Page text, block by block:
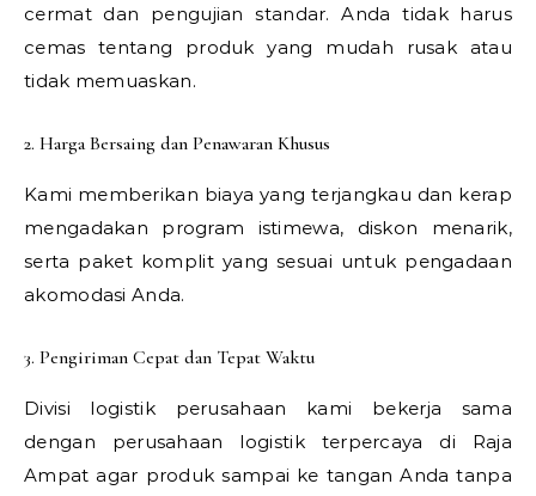
cermat dan pengujian standar. Anda tidak harus
cemas tentang produk yang mudah rusak atau
tidak memuaskan.
2. Harga Bersaing dan Penawaran Khusus
Kami memberikan biaya yang terjangkau dan kerap
mengadakan program istimewa, diskon menarik,
serta paket komplit yang sesuai untuk pengadaan
akomodasi Anda.
3. Pengiriman Cepat dan Tepat Waktu
Divisi logistik perusahaan kami bekerja sama
dengan perusahaan logistik terpercaya di Raja
Ampat agar produk sampai ke tangan Anda tanpa